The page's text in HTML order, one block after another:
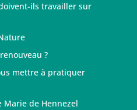
ils travailler sur
?
mettre à pratiquer
Marie de Hennezel